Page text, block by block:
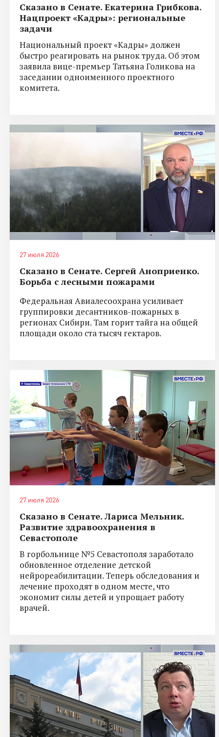
Сказано в Сенате. Екатерина Грибкова.
Нацпроект «Кадры»: региональные
задачи
Национальный проект «Кадры» должен
быстро реагировать на рынок труда. Об этом
заявила вице-премьер Татьяна Голикова на
заседании одноименного проектного
комитета.
27 июля 2026
Сказано в Сенате. Сергей Аноприенко.
Борьба с лесными пожарами
Федеральная Авиалесоохрана усиливает
группировки десантников-пожарных в
регионах Сибири. Там горит тайга на общей
площади около ста тысяч гектаров.
27 июля 2026
Сказано в Сенате. Лариса Мельник.
Развитие здравоохранения в
Севастополе
В горбольнице №5 Севастополя заработало
обновленное отделение детской
нейрореабилитации. Теперь обследования и
лечение проходят в одном месте, что
экономит силы детей и упрощает работу
врачей.